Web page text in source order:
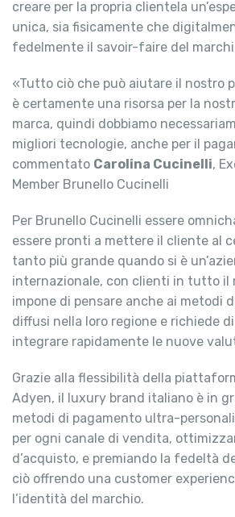
creare per la propria clientela
unica, sia fisicamente che
fedelmente il savoir-faire del
«Tutto ciò che può aiutare il nostro
è certamente una risorsa per la
marca, quindi dobbiamo
migliori tecnologie, anche per il
commentato Carolina Cucinelli,
Member Brunello Cucinelli
Per Brunello Cucinelli essere
essere pronti a mettere il cliente al
tanto più grande quando si è
internazionale, con clienti in tutto il
impone di pensare anche ai metodi
diffusi nella loro regione e richiede
integrare rapidamente le nuove
Grazie alla flessibilità della
Adyen, il luxury brand italiano è in
metodi di pagamento ultra-
per ogni canale di vendita,
d’acquisto, e premiando la fedeltà
ciò offrendo una customer
l’identità del marchio.